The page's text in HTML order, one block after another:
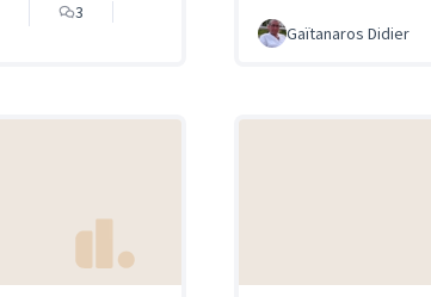
3
Gaïtanaros Didier